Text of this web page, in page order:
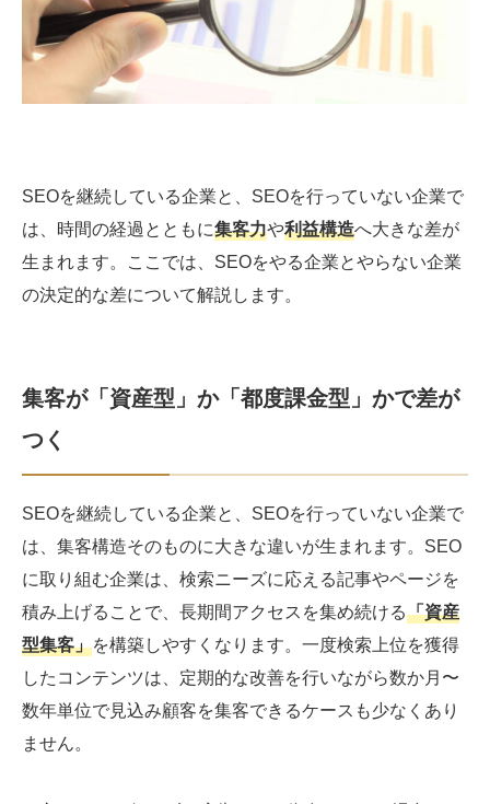
SEOを継続している企業と、SEOを行っていない企業で
は、時間の経過とともに集客力や利益構造へ大きな差が
生まれます。ここでは、SEOをやる企業とやらない企業
の決定的な差について解説します。
集客が「資産型」か「都度課金型」かで差が
つく
SEOを継続している企業と、SEOを行っていない企業で
は、集客構造そのものに大きな違いが生まれます。SEO
に取り組む企業は、検索ニーズに応える記事やページを
積み上げることで、長期間アクセスを集め続ける「資産
型集客」を構築しやすくなります。一度検索上位を獲得
したコンテンツは、定期的な改善を行いながら数か月〜
数年単位で見込み顧客を集客できるケースも少なくあり
ません。